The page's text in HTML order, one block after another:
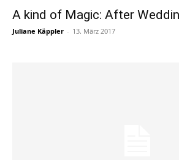
A kind of Magic: After
Juliane Käppler - 13. März 2017